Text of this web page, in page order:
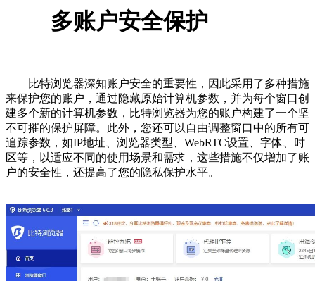
多账户安全保护
比特浏览器深知账户安全的重要性，因此采用了多种措施
来保护您的账户，通过隐藏原始计算机参数，并为每个窗口创
建多个新的计算机参数，比特浏览器为您的账户构建了一个坚
不可摧的保护屏障。此外，您还可以自由调整窗口中的所有可
追踪参数，如IP地址、浏览器类型、WebRTC设置、字体、时
区等，以适应不同的使用场景和需求，这些措施不仅增加了账
户的安全性，还提高了您的隐私保护水平。